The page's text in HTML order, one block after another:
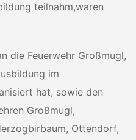
teilnahm,waren
die Feuerwehr Großmugl,
im
hat, sowie den
Großmugl,
Ottendorf,